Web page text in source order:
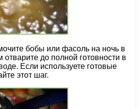
бобы или фасоль на ночь в
до полной готовности в
Если используете готовые
этот шаг.